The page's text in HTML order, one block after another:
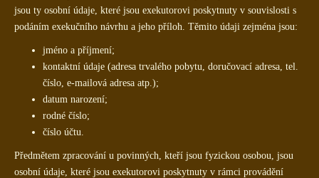
jsou ty osobní údaje, které jsou exekutorovi poskytnuty v souvislosti s
podáním exekučního návrhu a jeho příloh. Těmito údaji zejména jsou:
jméno a příjmení;
kontaktní údaje (adresa trvalého pobytu, doručovací adresa, tel.
číslo, e-mailová adresa atp.);
datum narození;
rodné číslo;
číslo účtu.
Předmětem zpracování u povinných, kteří jsou fyzickou osobou, jsou
osobní údaje, které jsou exekutorovi poskytnuty v rámci provádění